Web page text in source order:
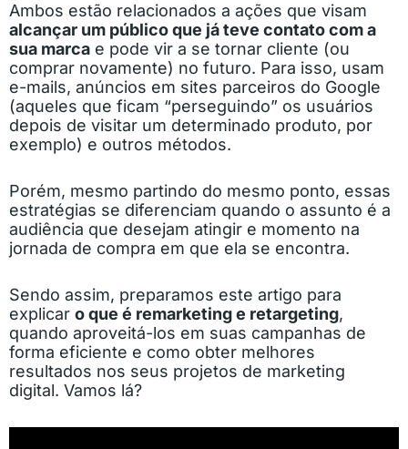
Ambos estão relacionados a ações que visam
alcançar um público que já teve contato com a
sua marca e pode vir a se tornar cliente (ou
comprar novamente) no futuro. Para isso, usam
e-mails, anúncios em sites parceiros do Google
(aqueles que ficam “perseguindo” os usuários
depois de visitar um determinado produto, por
exemplo) e outros métodos.
Porém, mesmo partindo do mesmo ponto, essas
estratégias se diferenciam quando o assunto é a
audiência que desejam atingir e momento na
jornada de compra em que ela se encontra.
Sendo assim, preparamos este artigo para
explicar o que é remarketing e retargeting,
quando aproveitá-los em suas campanhas de
forma eficiente e como obter melhores
resultados nos seus projetos de marketing
digital. Vamos lá?